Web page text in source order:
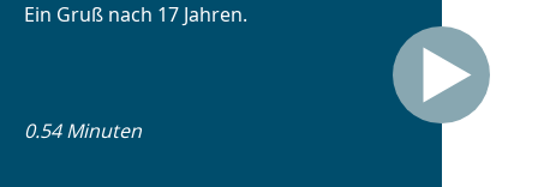
Ein Gruß nach 17 Jahren.
0.54 Minuten